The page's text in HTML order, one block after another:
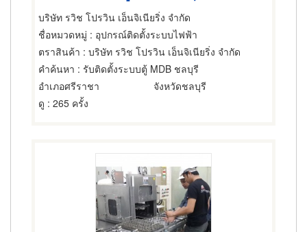
บริษัท รวิช โปรวิน เอ็นจิเนียริ่ง จำกัด
ชื่อหมวดหมู่ : อุปกรณ์ติดตั้งระบบไฟฟ้า
ตราสินค้า : บริษัท รวิช โปรวิน เอ็นจิเนียริ่ง จำกัด
คำค้นหา : รับติดตั้งระบบตู้ MDB ชลบุรี
อำเภอศรีราชา
จังหวัดชลบุรี
ดู : 265 ครั้ง